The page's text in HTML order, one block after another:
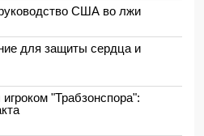
США во лжи
для защиты сердца и
"Трабзонспора":